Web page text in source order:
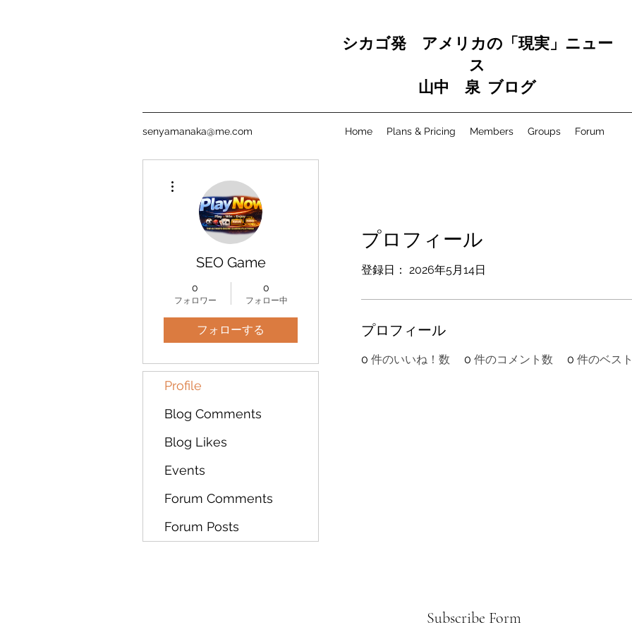
シカゴ発 アメリカの「現実」ニュー
ス
山中 泉 ブログ
senyamanaka@me.com Home Plans & Pricing Members Groups Forum
プロフィール
登録日： 2026年5月14日
プロフィール
0 件のいいね！数 0 件のコメント数 0 件のベス
SEO Game
0
フォロワー
0
フォロー中
フォローする
Profile
Blog Comments
Blog Likes
Events
Forum Comments
Forum Posts
Subscribe Form